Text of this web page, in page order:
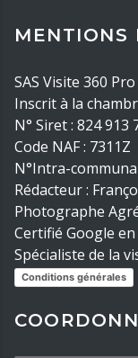
MENTIONS
SAS Visite 360
Inscrit à la
N° Siret : 824 913
Code NAF : 7311Z
N°Intra-
Rédacteur :
Photographe
Certifié Google en
Spécialiste de la
Conditions générales